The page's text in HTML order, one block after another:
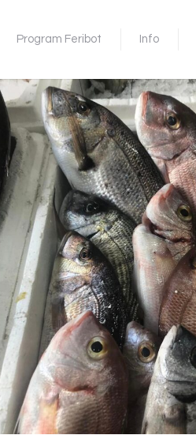
Program Feribot Info